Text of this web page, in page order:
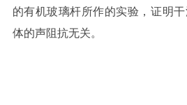
的有机玻璃杆所作的实验，证明
体的声阻抗无关。